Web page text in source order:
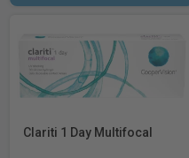
Clariti 1 Day Multifocal